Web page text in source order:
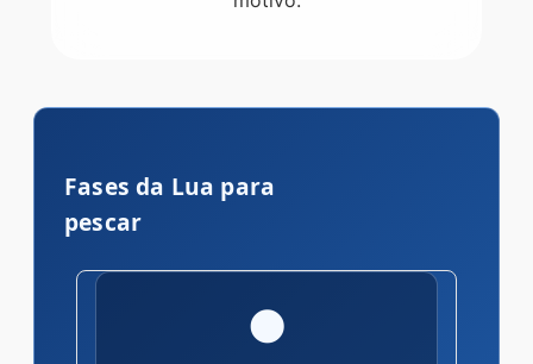
Fases da Lua para
pescar
🌑